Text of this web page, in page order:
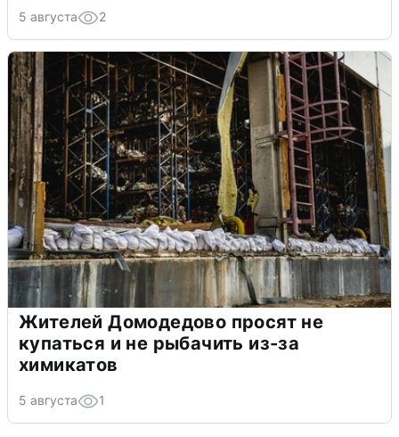
5 августа 2
Жителей Домодедово просят не
купаться и не рыбачить из-за
химикатов
5 августа 1